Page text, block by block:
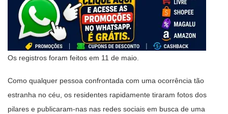
Os registros foram feitos em 11 de maio.
Como qualquer pessoa confrontada com uma ocorrência tão
estranha no céu, os residentes rapidamente tiraram fotos dos
pilares e publicaram-nas nas redes sociais em busca de uma